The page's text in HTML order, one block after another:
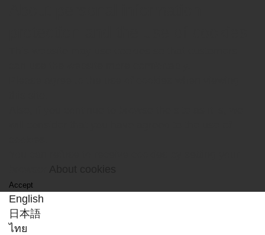
Accept
English
日本語
ไทย